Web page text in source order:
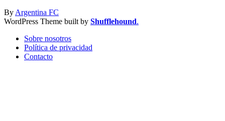
ByArgentina FC
WordPress Theme built by Shufflehound.
Sobre nosotros
Política de privacidad
Contacto